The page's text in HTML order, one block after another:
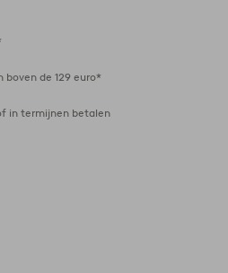
de 129 euro*
in termijnen betalen